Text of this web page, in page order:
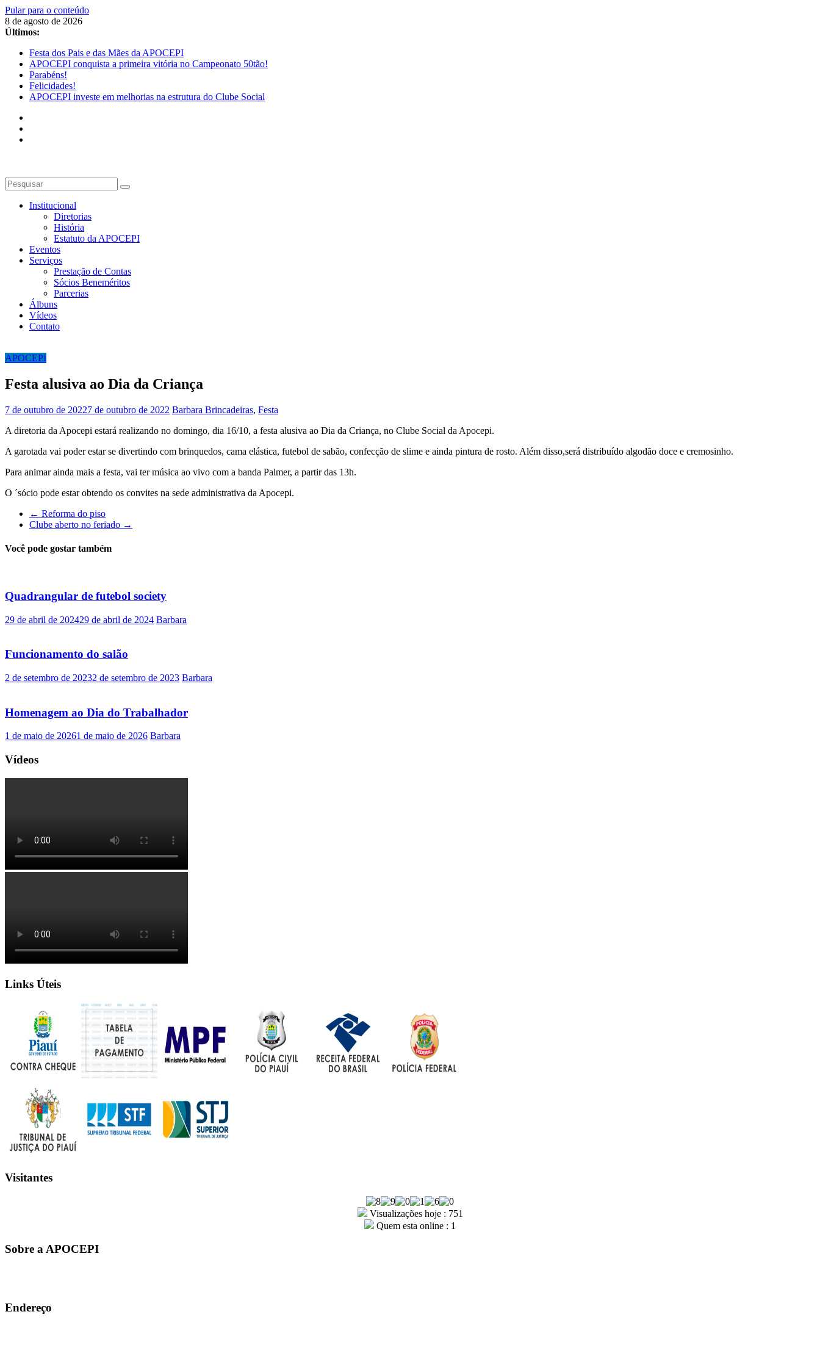
Pular para o conteúdo
8 de agosto de 2026
Últimos:
Festa dos Pais e das Mães da APOCEPI
APOCEPI conquista a primeira vitória no Campeonato 50tão!
Parabéns!
Felicidades!
APOCEPI investe em melhorias na estrutura do Clube Social
Institucional
Diretorias
História
Estatuto da APOCEPI
Eventos
Serviços
Prestação de Contas
Sócios Beneméritos
Parcerias
Álbuns
Vídeos
Contato
APOCEPI
Festa alusiva ao Dia da Criança
7 de outubro de 20227 de outubro de 2022 Barbara Brincadeiras, Festa
A diretoria da Apocepi estará realizando no domingo, dia 16/10, a festa alusiva ao Dia da Criança, no Clube Social da Apocepi.
A garotada vai poder estar se divertindo com brinquedos, cama elástica, futebol de sabão, confecção de slime e ainda pintura de rosto. Além disso,será distribuído algodão doce e cremosinho.
Para animar ainda mais a festa, vai ter música ao vivo com a banda Palmer, a partir das 13h.
O ´sócio pode estar obtendo os convites na sede administrativa da Apocepi.
← Reforma do piso
Clube aberto no feriado →
Você pode gostar também
Quadrangular de futebol society
29 de abril de 202429 de abril de 2024 Barbara
Funcionamento do salão
2 de setembro de 20232 de setembro de 2023 Barbara
Homenagem ao Dia do Trabalhador
1 de maio de 20261 de maio de 2026 Barbara
Vídeos
Links Úteis
Visitantes
Visualizações hoje : 751
Quem esta online : 1
Sobre a APOCEPI
Endereço